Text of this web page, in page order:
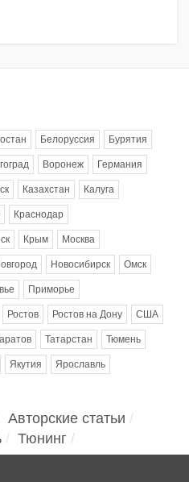
Белоруссия Бурятия
Воронеж Германия
Казахстан Калуга
Краснодар
Крым Москва
Новосибирск Омск
Приморье
Ростов Ростов на Дону США
Татарстан Тюмень
Якутия Ярославль
Авторские статьи
Тюнинг